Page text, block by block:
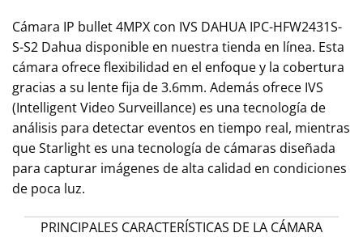
Cámara IP bullet 4MPX con IVS DAHUA IPC-HFW2431S-
S-S2 Dahua disponible en nuestra tienda en línea. Esta
cámara ofrece flexibilidad en el enfoque y la cobertura
gracias a su lente fija de 3.6mm. Además ofrece IVS
(Intelligent Video Surveillance) es una tecnología de
análisis para detectar eventos en tiempo real, mientras
que Starlight es una tecnología de cámaras diseñada
para capturar imágenes de alta calidad en condiciones
de poca luz.
PRINCIPALES CARACTERÍSTICAS DE LA CÁMARA